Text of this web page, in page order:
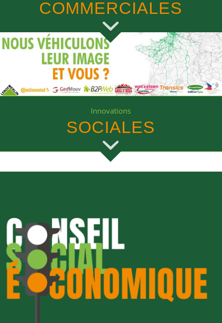
COMMERCIALES
Innovations
SOCIALES